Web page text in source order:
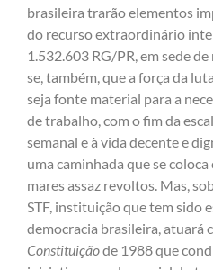
brasileira trarão elementos
do recurso extraordinário
1.532.603 RG/PR, em sede
se, também, que a força da
seja fonte material para a
de trabalho, com o fim da
semanal e à vida decente e
uma caminhada que se
mares assaz revoltos. Mas,
STF, instituição que tem sido
democracia brasileira, atuará
Constituiçãode 1988 que